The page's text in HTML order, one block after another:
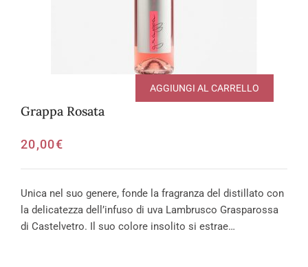
Grappa Rosata
20,00€
AGGIUNGI AL CARRELLO
Unica nel suo genere, fonde la fragranza del distillato con
la delicatezza dell’infuso di uva Lambrusco Grasparossa
di Castelvetro. Il suo colore insolito si estrae…